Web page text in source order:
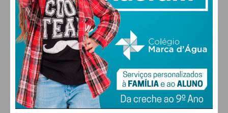
ALTERAR
FARMACIAS DE SERVIÇO EM PAÇOS DE
FERREIRA